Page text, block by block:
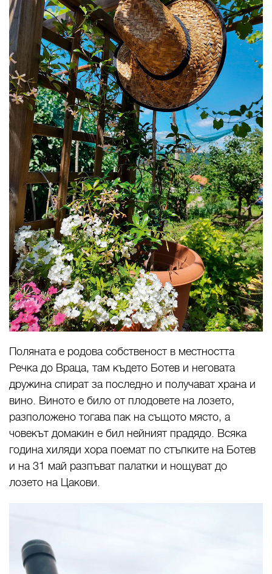
Поляната е родова собственост в местността
Речка до Враца, там където Ботев и неговата
дружина спират за последно и получават храна и
вино. Виното е било от плодовете на лозето,
разположено тогава пак на същото място, a
човекът домакин е бил нейният прадядо. Всяка
година хиляди хора поемат по стъпките на Ботев
и на 31 май разпъват палатки и нощуват до
лозето на Цaкови.